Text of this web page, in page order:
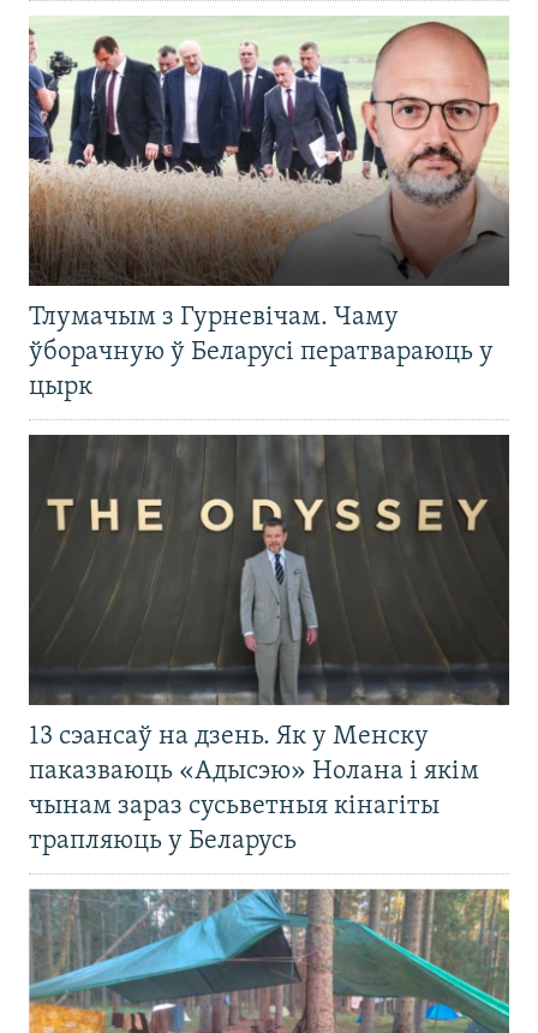
Тлумачым з Гурневічам. Чаму
ўборачную ў Беларусі ператвараюць у
цырк
13 сэансаў на дзень. Як у Менску
паказваюць «Адысэю» Нолана і якім
чынам зараз сусьветныя кінагіты
трапляюць у Беларусь